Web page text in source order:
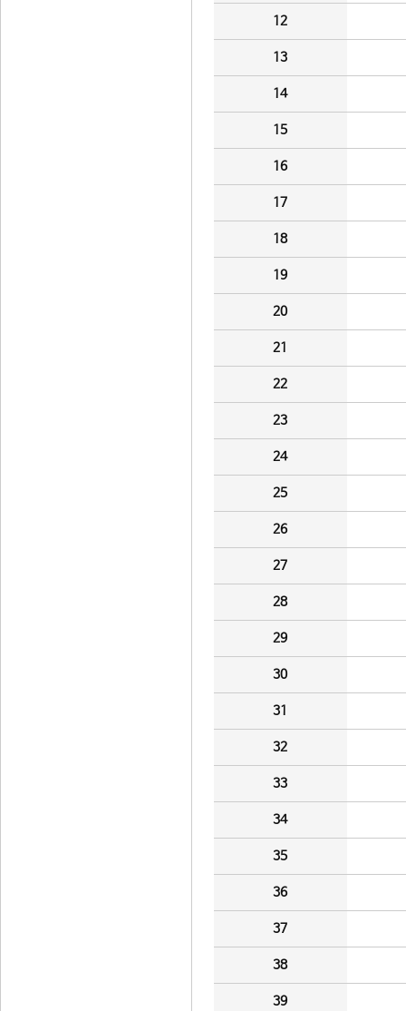
12
13
14
15
16
17
18
19
20
21
22
23
24
25
26
27
28
29
30
31
32
33
34
35
36
37
38
39